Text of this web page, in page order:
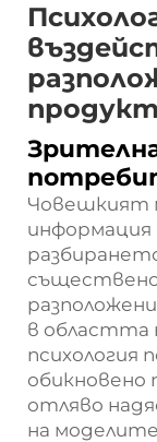
Човешкият
информация
в областта
психология
отляво
на